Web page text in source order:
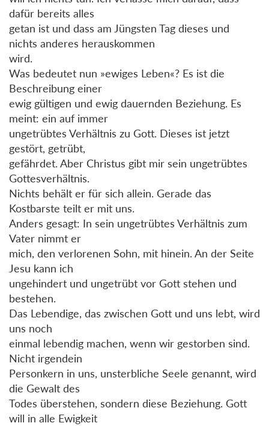
dafür bereits alles
getan ist und dass am Jüngsten Tag dieses und
nichts anderes herauskommen
wird.
Was bedeutet nun »ewiges Leben«? Es ist die
Beschreibung einer
ewig gültigen und ewig dauernden Beziehung. Es
meint: ein auf immer
ungetrübtes Verhältnis zu Gott. Dieses ist jetzt
gestört, getrübt,
gefährdet. Aber Christus gibt mir sein ungetrübtes
Gottesverhältnis.
Nichts behält er für sich allein. Gerade das
Kostbarste teilt er mit uns.
Anders gesagt: In sein ungetrübtes Verhältnis zum
Vater nimmt er
mich, den verlorenen Sohn, mit hinein. An der Seite
Jesu kann ich
ungehindert und ungetrübt vor Gott stehen und
bestehen.
Das Lebendige, das zwischen Gott und uns lebt, wird
uns noch
einmal lebendig machen, wenn wir gestorben sind.
Nicht irgendein
Personkern in uns, unsterbliche Seele genannt, wird
die Gewalt des
Todes überstehen, sondern diese Beziehung. Gott
will in alle Ewigkeit